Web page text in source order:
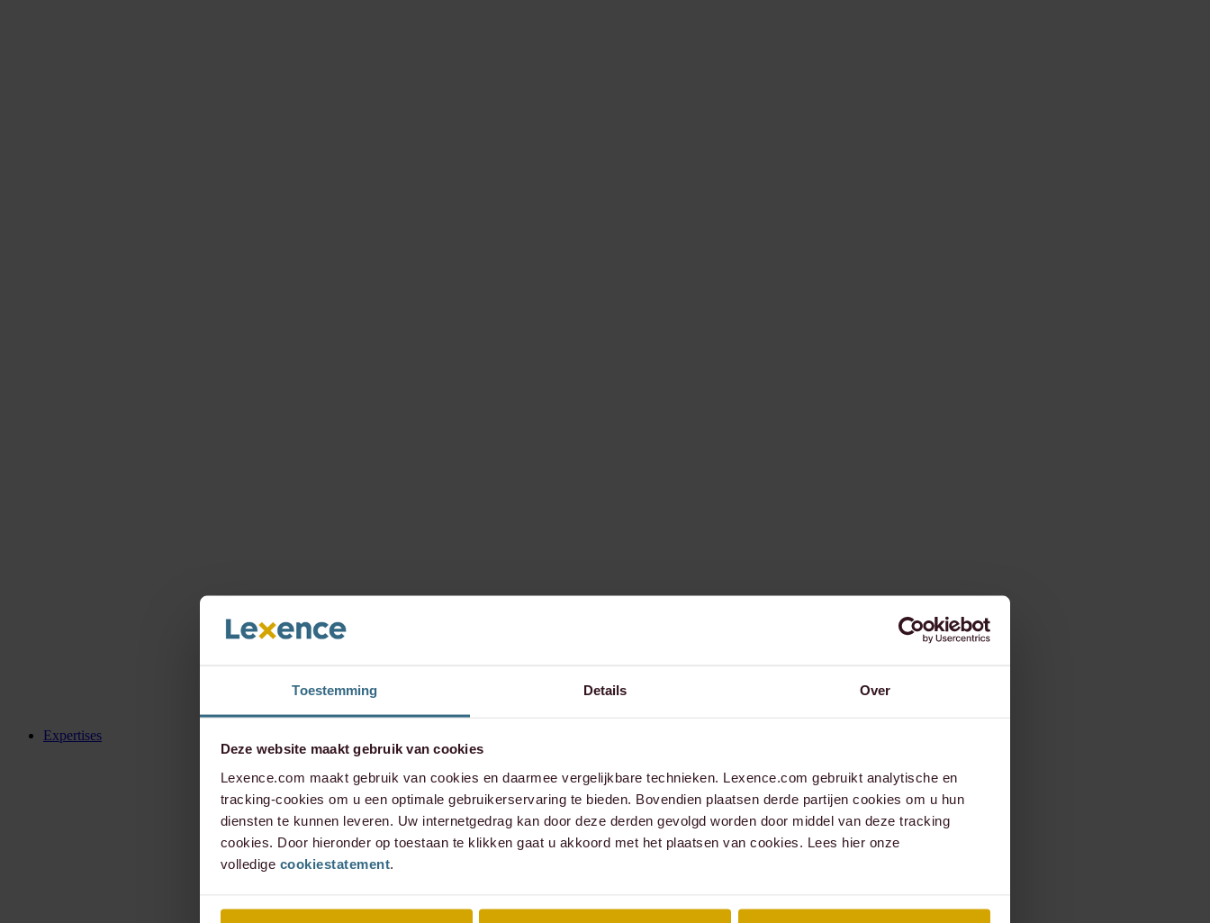
Toestemming Details Over
Deze website maakt gebruik van cookies
Lexence.com maakt gebruik van cookies en daarmee vergelijkbare technieken. Lexence.com gebruikt analytische en
tracking-cookies om u een optimale gebruikerservaring te bieden. Bovendien plaatsen derde partijen cookies om u hun
diensten te kunnen leveren. Uw internetgedrag kan door deze derden gevolgd worden door middel van deze tracking
cookies. Door hieronder op toestaan te klikken gaat u akkoord met het plaatsen van cookies. Lees hier onze
volledige cookiestatement.
Expertises